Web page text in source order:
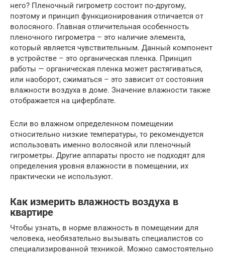
него? Пленочный гигрометр состоит по-другому,
поэтому и принцип функционирования отличается от
волосяного. Главная отличительная особенность
пленочного гигрометра – это наличие элемента,
который является чувствительным. Данный компонент
в устройстве – это органическая пленка. Принцип
работы — органическая пленка может растягиваться,
или наоборот, сжиматься – это зависит от состояния
влажности воздуха в доме. Значение влажности также
отображается на циферблате.
Если во влажном определенном помещении
относительно низкие температуры, то рекомендуется
использовать именно волосяной или пленочный
гигрометры. Другие аппараты просто не подходят для
определения уровня влажности в помещении, их
практически не используют.
Как измерить влажность воздуха в
квартире
Чтобы узнать, в норме влажность в помещении для
человека, необязательно вызывать специалистов со
специализированной техникой. Можно самостоятельно